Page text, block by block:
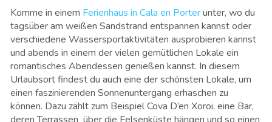
Komme in einem Ferienhaus in Cala en Porterunter, wo du
tagsüber am weißen Sandstrand entspannen kannst oder
verschiedene Wassersportaktivitäten ausprobieren kannst
und abends in einem der vielen gemütlichen Lokale ein
romantisches Abendessen genießen kannst. In diesem
Urlaubsort findest du auch eine der schönsten Lokale, um
einen faszinierenden Sonnenuntergang erhaschen zu
können. Dazu zählt zum Beispiel Cova D’en Xoroi, eine Bar,